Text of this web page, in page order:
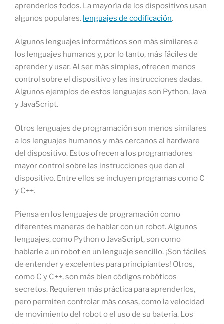
aprenderlos todos. La mayoría de los dispositivos usan
algunos populares. lenguajes de codificación.
Algunos lenguajes informáticos son más similares a
los lenguajes humanos y, por lo tanto, más fáciles de
aprender y usar. Al ser más simples, ofrecen menos
control sobre el dispositivo y las instrucciones dadas.
Algunos ejemplos de estos lenguajes son Python, Java
y JavaScript.
Otros lenguajes de programación son menos similares
a los lenguajes humanos y más cercanos al hardware
del dispositivo. Estos ofrecen a los programadores
mayor control sobre las instrucciones que dan al
dispositivo. Entre ellos se incluyen programas como C
y C++.
Piensa en los lenguajes de programación como
diferentes maneras de hablar con un robot. Algunos
lenguajes, como Python o JavaScript, son como
hablarle a un robot en un lenguaje sencillo. ¡Son fáciles
de entender y excelentes para principiantes! Otros,
como C y C++, son más bien códigos robóticos
secretos. Requieren más práctica para aprenderlos,
pero permiten controlar más cosas, como la velocidad
de movimiento del robot o el uso de su batería. Los